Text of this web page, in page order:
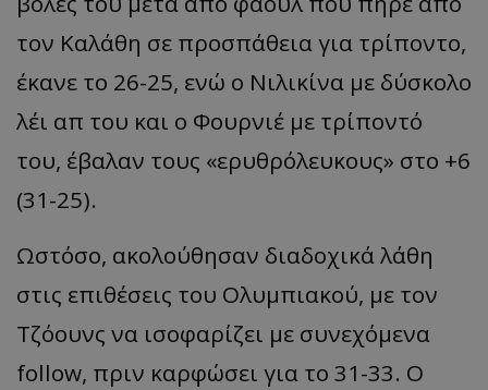
τον Καλάθη σε προσπάθεια για τρίποντο,
έκανε το 26-25, ενώ ο Νιλικίνα με δύσκολο
λέι απ του και ο Φουρνιέ με τρίποντό
του, έβαλαν τους «ερυθρόλευκους» στο +6
(31-25).
Ωστόσο, ακολούθησαν διαδοχικά λάθη
στις επιθέσεις του Ολυμπιακού, με τον
Τζόουνς να ισοφαρίζει με συνεχόμενα
follow, πριν καρφώσει για το 31-33. Ο